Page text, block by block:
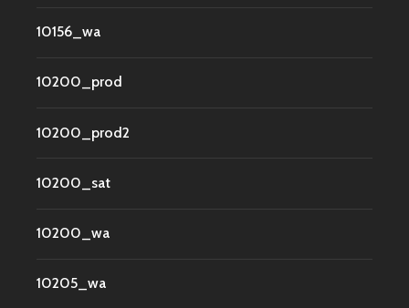
10156_wa
10200_prod
10200_prod2
10200_sat
10200_wa
10205_wa